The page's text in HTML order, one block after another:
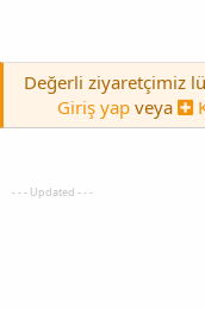
Değerli ziyaretçimiz
Giriş yap veya
- - - Updated - - -